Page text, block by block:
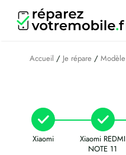
contenu
Accueil / Je répare / Modèle
Xiaomi
Xiaomi REDMI
NOTE 11